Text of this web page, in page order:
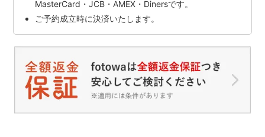
MasterCard・JCB・AMEX・Dinersです。
ご予約成立時に決済いたします。